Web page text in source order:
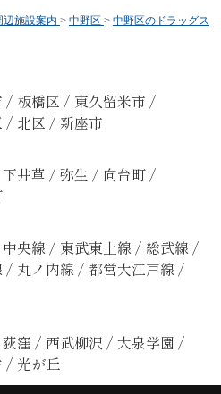
辺施設案内 > 中野区 > 中野区のドラッグス
/ 板橋区 / 東久留米市 /
/ 北区 / 新座市
下井草 / 弥生 / 向台町 /
中央線 / 東武東上線 / 総武線 /
/ 丸ノ内線 / 都営大江戸線 /
荻窪 / 西武柳沢 / 大泉学園 /
/ 光が丘